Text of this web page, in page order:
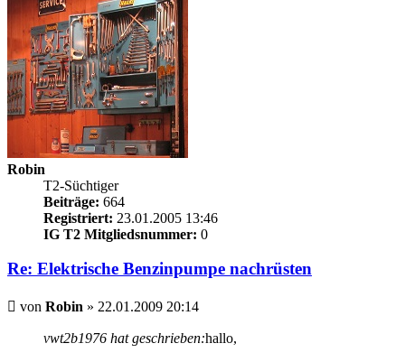
Robin
T2-Süchtiger
Beiträge: 664
Registriert: 23.01.2005 13:46
IG T2 Mitgliedsnummer: 0
Re: Elektrische Benzinpumpe nachrüsten
Beitrag
von Robin » 22.01.2009 20:14
vwt2b1976 hat geschrieben:hallo,